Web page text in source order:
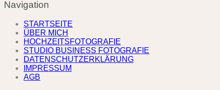
Navigation
STARTSEITE
ÜBER MICH
HOCHZEITSFOTOGRAFIE
STUDIO BUSINESS FOTOGRAFIE
DATENSCHUTZERKLÄRUNG
IMPRESSUM
AGB